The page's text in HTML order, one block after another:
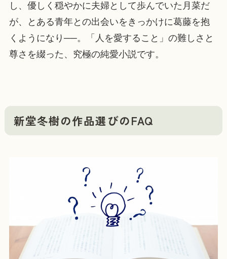
し、優しく穏やかに夫婦として歩んでいた月菜だ
が、とある青年との出会いをきっかけに葛藤を抱
くようになり──。「人を愛すること」の難しさと
尊さを綴った、究極の純愛小説です。
新堂冬樹の作品選びのFAQ